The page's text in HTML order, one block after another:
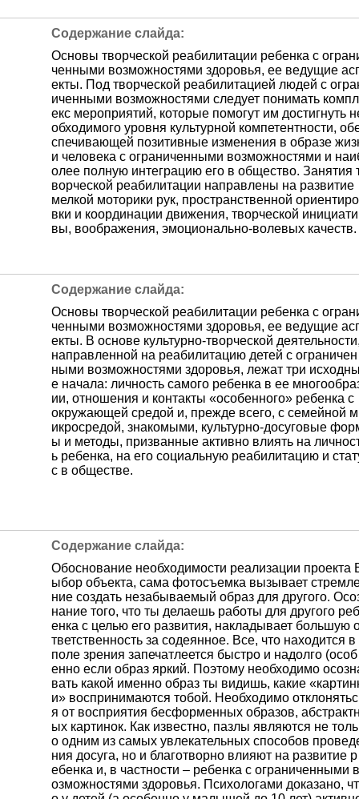
Основы творческой реабилитации ребенка с
ченными возможностями здоровья, ее ведущие
екты. Под творческой реабилитацией людей с
иченными возможностями следует понимать компл
екс мероприятий, которые помогут им достигнуть
обходимого уровня культурной компетентности,
спечивающей позитивные изменения в образе
и человека с ограниченными возможностями и
олее полную интеграцию его в общество. Занятия
ворческой реабилитации направлены на развитие
мелкой моторики рук, пространственной ориентиро
вки и координации движения, творческой инициати
вы, воображения, эмоционально-волевых качеств.
Основы творческой реабилитации ребенка с
ченными возможностями здоровья, ее ведущие
екты. В основе культурно-творческой деятельности,
направленной на реабилитацию детей с ограничен
ными возможностями здоровья, лежат три исходны
е начала: личность самого ребенка в ее
ии, отношения и контакты «особенного» ребенка с
окружающей средой и, прежде всего, с семейной м
икросредой, знакомыми, культурно-досуговые
ы и методы, призванные активно влиять на
ь ребенка, на его социальную реабилитацию и
с в обществе.
Обоснование необходимости реализации проекта
ыбор объекта, сама фотосъемка вызывает
ние создать незабываемый образ для другого.
нание того, что ты делаешь работы для другого реб
енка с целью его развития, накладывает большую
тветственность за содеянное. Все, что находится в
поле зрения запечатлеется быстро и надолго (особ
енно если образ яркий. Поэтому необходимо
вать какой именно образ ты видишь, какие
и» воспринимаются тобой. Необходимо отклонятьс
я от восприятия бесформенных образов, абстрактн
ых картинок. Как известно, пазлы являются не
о одним из самых увлекательных способов
ния досуга, но и благотворно влияют на развитие р
ебенка и, в частности – ребенка с ограниченными в
озможностями здоровья. Психологами доказано, чт